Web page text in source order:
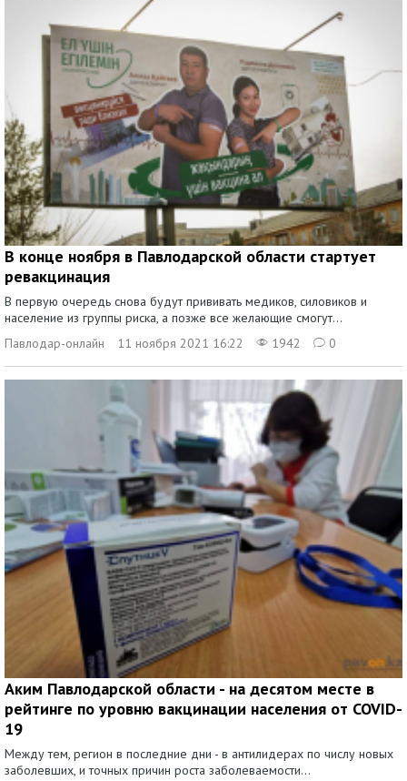
В конце ноября в Павлодарской области стартует
ревакцинация
В первую очередь снова будут прививать медиков, силовиков и
население из группы риска, а позже все желающие смогут...
Павлодар-онлайн
11 ноября 2021 16:22 1942 0
Аким Павлодарской области - на десятом месте в
рейтинге по уровню вакцинации населения от COVID-
19
Между тем, регион в последние дни - в антилидерах по числу новых
заболевших, и точных причин роста заболеваемости...